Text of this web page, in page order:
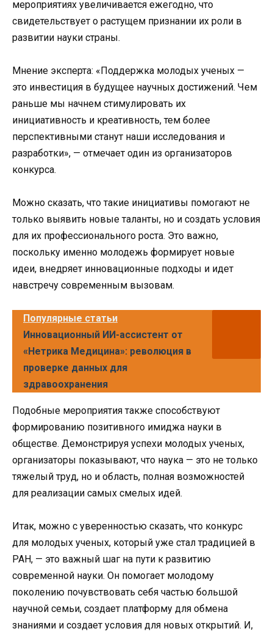
мероприятиях увеличивается ежегодно, что
свидетельствует о растущем признании их роли в
развитии науки страны.
Мнение эксперта: «Поддержка молодых ученых —
это инвестиция в будущее научных достижений. Чем
раньше мы начнем стимулировать их
инициативность и креативность, тем более
перспективными станут наши исследования и
разработки», — отмечает один из организаторов
конкурса.
Можно сказать, что такие инициативы помогают не
только выявить новые таланты, но и создать условия
для их профессионального роста. Это важно,
поскольку именно молодежь формирует новые
идеи, внедряет инновационные подходы и идет
навстречу современным вызовам.
Популярные статьи
Инновационный ИИ-ассистент от
«Нетрика Медицина»: революция в
проверке данных для
здравоохранения
Подобные мероприятия также способствуют
формированию позитивного имиджа науки в
обществе. Демонстрируя успехи молодых ученых,
организаторы показывают, что наука — это не только
тяжелый труд, но и область, полная возможностей
для реализации самых смелых идей.
Итак, можно с уверенностью сказать, что конкурс
для молодых ученых, который уже стал традицией в
РАН, — это важный шаг на пути к развитию
современной науки. Он помогает молодому
поколению почувствовать себя частью большой
научной семьи, создает платформу для обмена
знаниями и создает условия для новых открытий. И,